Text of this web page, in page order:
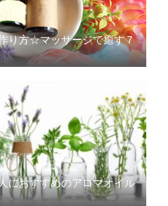
り方☆マッサージで癒す７
におすすめのアロマオイル